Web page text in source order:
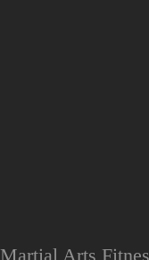
Martial Arts